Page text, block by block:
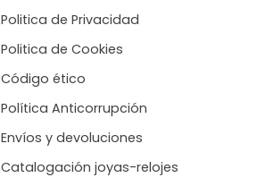
Politica de Privacidad
Politica de Cookies
Código ético
Política Anticorrupción
Envíos y devoluciones
Catalogación joyas-relojes